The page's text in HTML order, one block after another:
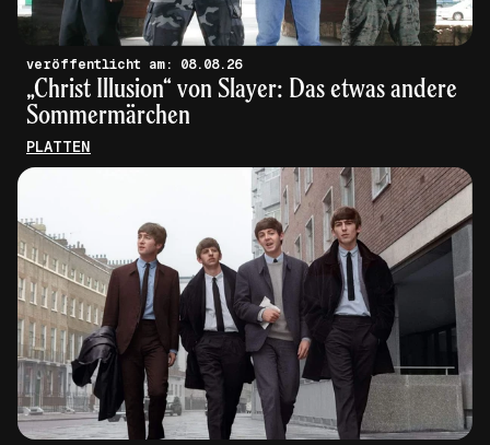
veröffentlicht am: 08.08.26
„Christ Illusion“ von Slayer: Das etwas andere
Sommermärchen
PLATTEN